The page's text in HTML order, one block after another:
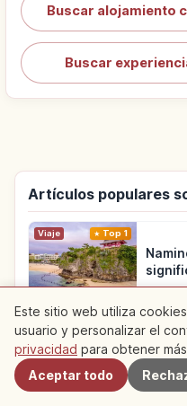
Buscar alojamiento
Buscar
Artículos populares
Viaje Top 1
Este sitio web utiliza
usuario y personalizar el
privacidad para obtener
Aceptar todo